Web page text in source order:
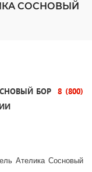
СОСНОВЫЙ
БОР
8 (800)
Ателика Сосновый